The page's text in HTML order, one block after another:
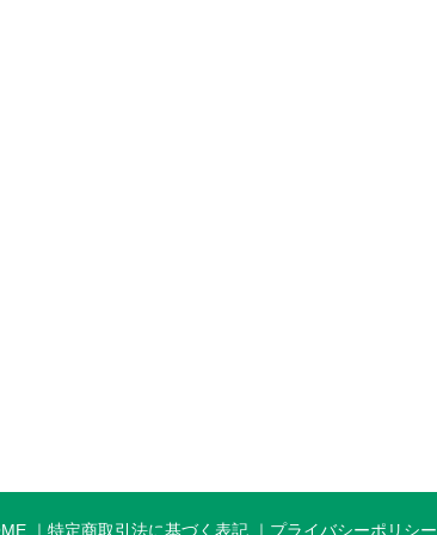
特定商取引法に基づく表記 プライバシーポリシー